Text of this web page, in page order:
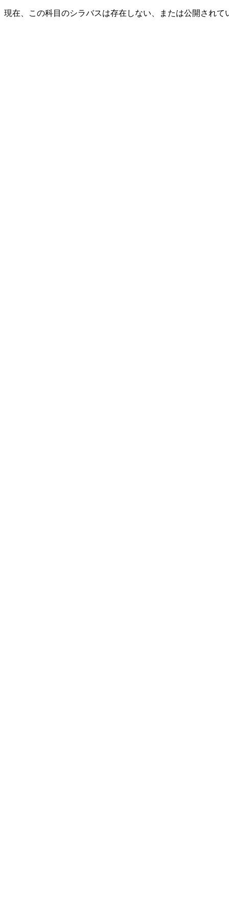
現在、この科目のシラバスは存在しない、または公開されて